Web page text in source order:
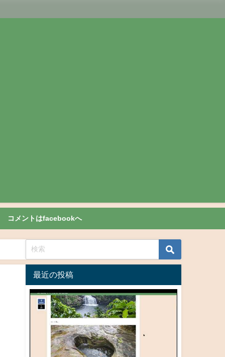
コメントはfacebookへ
最近の投稿